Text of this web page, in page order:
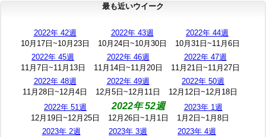
最も近いウイーク
2022年 42週
10月17日~10月23日
2022年 43週
10月24日~10月30日
2022年 44週
10月31日~11月6日
2022年 45週
11月7日~11月13日
2022年 46週
11月14日~11月20日
2022年 47週
11月21日~11月27日
2022年 48週
11月28日~12月4日
2022年 49週
12月5日~12月11日
2022年 50週
12月12日~12月18日
2022年 51週
12月19日~12月25日
2022年 52週
12月26日~1月1日
2023年 1週
1月2日~1月8日
2023年 2週
2023年 3週
2023年 4週